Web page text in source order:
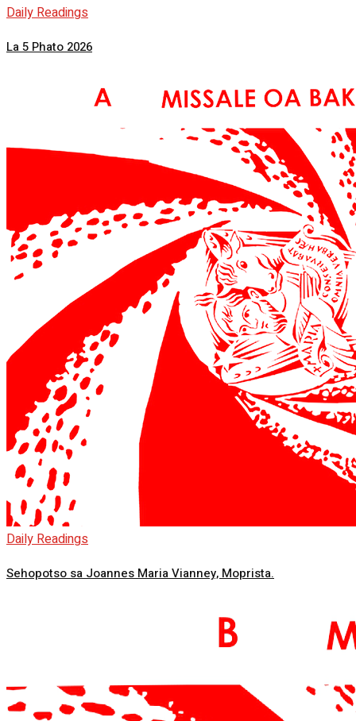
Daily Readings
La 5 Phato 2026
Daily Readings
Sehopotso sa Joannes Maria Vianney, Moprista.